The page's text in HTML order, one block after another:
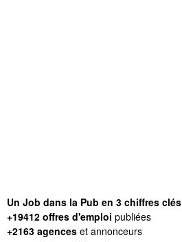
Un Job dans la Pub en 3 chiffres clés
+19412 offres d'emploi publiées
+2163 agences et annonceurs